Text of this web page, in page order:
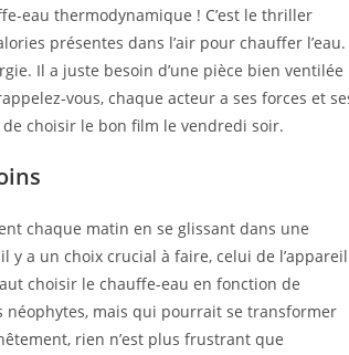
eau thermodynamique ! C’est le thriller
présentes dans l’air pour chauffer l’eau.
Il a juste besoin d’une pièce bien ventilée
vous, chaque acteur a ses forces et
choisir le bon film le vendredi soir.
chaque matin en se glissant dans une
a un choix crucial à faire, celui de l’appareil
choisir le chauffe-eau en fonction de
néophytes, mais qui pourrait se transformer
rien n’est plus frustrant que